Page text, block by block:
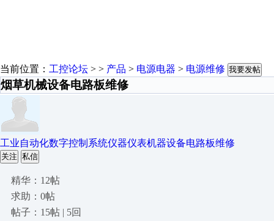
当前位置： 工控论坛 > > 产品 > 电源电器 > 电源维修 我要发帖
烟草机械设备电路板维修
工业自动化数字控制系统仪器仪表机器设备电路板维修
关注 私信
精华：12帖
求助：0帖
帖子：15帖 | 5回